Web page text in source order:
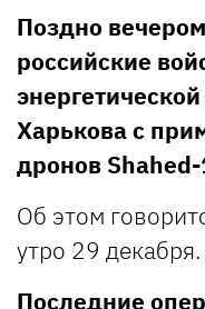
Поздно
российские
Харькова с
дронов
Об этом
утро 29 декабря.
Последние